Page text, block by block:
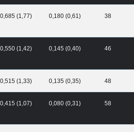
0,685 (1,77) 0,180 (0,61) 38
0,550 (1,42) 0,145 (0,40) 46
0,515 (1,33) 0,135 (0,35) 48
0,415 (1,07) 0,080 (0,31) 58